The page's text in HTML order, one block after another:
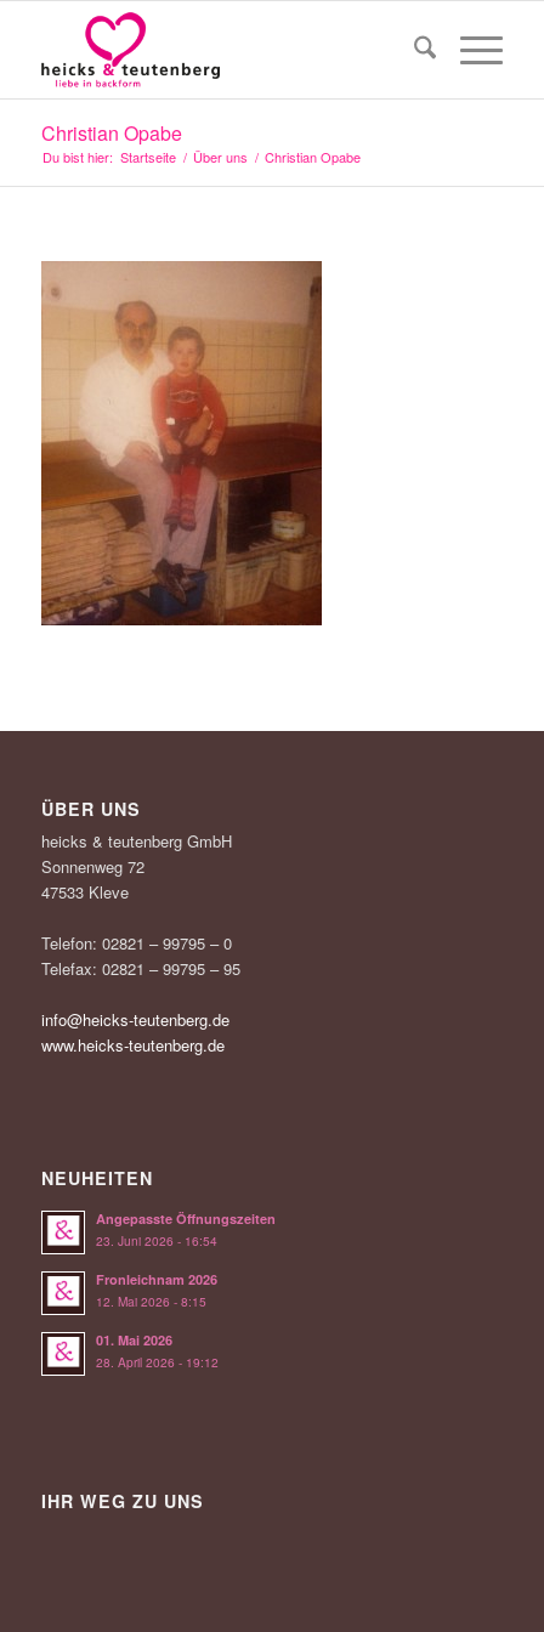
Christian Opabe
Du bist hier: Startseite / Über uns / Christian Opabe
ÜBER UNS
heicks & teutenberg GmbH
Sonnenweg 72
47533 Kleve
Telefon: 02821 – 99795 – 0
Telefax: 02821 – 99795 – 95
info@heicks-teutenberg.de
www.heicks-teutenberg.de
NEUHEITEN
Angepasste Öffnungszeiten
23. Juni 2026 - 16:54
Fronleichnam 2026
12. Mai 2026 - 8:15
01. Mai 2026
28. April 2026 - 19:12
IHR WEG ZU UNS